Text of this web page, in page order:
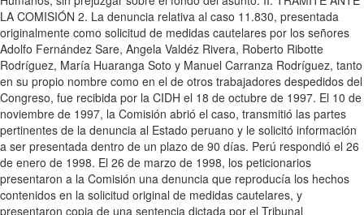
LA COMISIÓN 2. La denuncia relativa al caso 11.830, presentada
originalmente como solicitud de medidas cautelares por los señores
Adolfo Fernández Sare, Angela Valdéz Rivera, Roberto Ribotte
Rodríguez, María Huaranga Soto y Manuel Carranza Rodríguez, tanto
en su propio nombre como en el de otros trabajadores despedidos del
Congreso, fue recibida por la CIDH el 18 de octubre de 1997. El 10 de
noviembre de 1997, la Comisión abrió el caso, transmitió las partes
pertinentes de la denuncia al Estado peruano y le solicitó información
a ser presentada dentro de un plazo de 90 días. Perú respondió el 26
de enero de 1998. El 26 de marzo de 1998, los peticionarios
presentaron a la Comisión una denuncia que reproducía los hechos
contenidos en la solicitud original de medidas cautelares, y
presentaron copia de una sentencia dictada por el Tribunal